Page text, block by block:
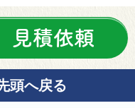
見積依頼
頭へ戻る